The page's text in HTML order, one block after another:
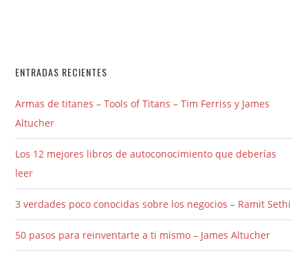
ENTRADAS RECIENTES
Armas de titanes – Tools of Titans – Tim Ferriss y James
Altucher
Los 12 mejores libros de autoconocimiento que deberías
leer
3 verdades poco conocidas sobre los negocios – Ramit Sethi
50 pasos para reinventarte a ti mismo – James Altucher